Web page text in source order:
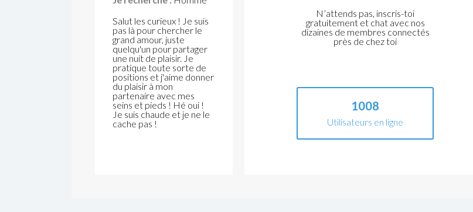
Salut les curieux ! Je suis
pas là pour chercher le
grand amour, juste
quelqu'un pour partager
une nuit de plaisir. Je
pratique toute sorte de
positions et j'aime donner
du plaisir à mon
partenaire avec mes
seins et pieds ! Hé oui !
Je suis chaude et je ne le
cache pas !
N’attends pas, inscris-toi
gratuitement et chat avec nos
dizaines de membres connectés
près de chez toi
1008
Utilisateurs en ligne